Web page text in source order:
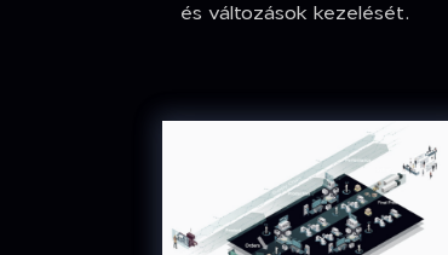
és változások kezelését.